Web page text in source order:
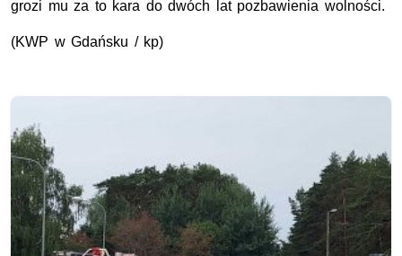
grozi mu za to kara do dwóch lat pozbawienia wolności.
(KWP w Gdańsku / kp)